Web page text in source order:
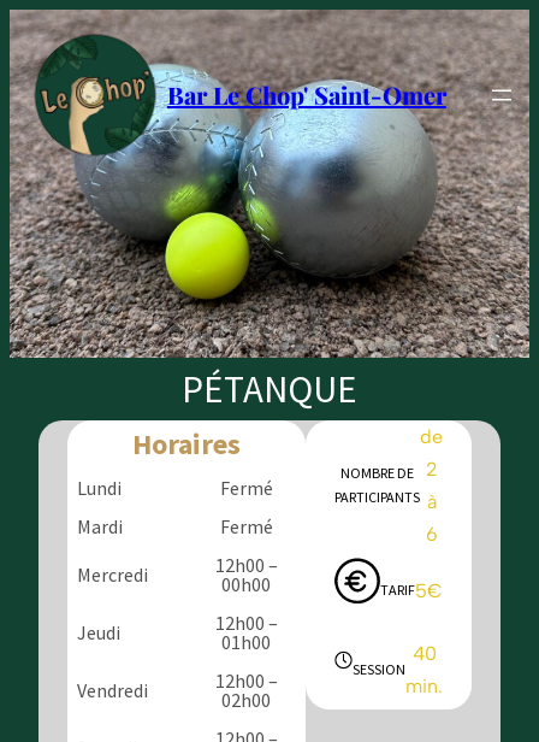
Bar Le Chop' Saint-Omer
PÉTANQUE
Horaires
Lundi
Fermé
Mardi
Fermé
Mercredi
12h00 –
00h00
Jeudi
12h00 –
01h00
Vendredi
12h00 –
02h00
NOMBRE DE
PARTICIPANTS
de
2
à
6
TARIF5€
SESSION
40
min.